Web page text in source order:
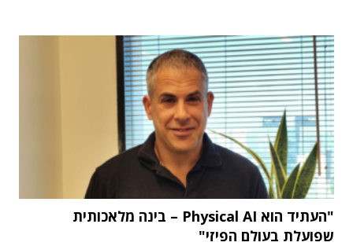
"העתיד הוא Physical AI – בינה מלאכותית
שפועלת בעולם הפיזי"